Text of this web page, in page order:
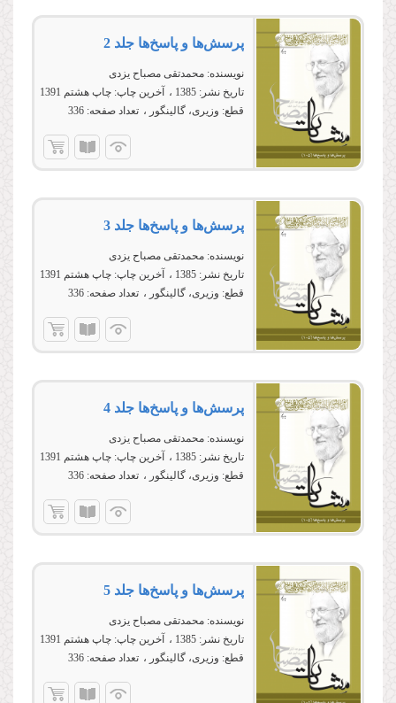
پرسش‌ها و پاسخ‌ها جلد 2
نویسنده: محمدتقی مصباح یزدی
تاریخ نشر: 1385 آخرین چاپ: چاپ هشتم 1391
قطع: وزیری، گالینگور تعداد صفحه: 336
پرسش‌ها و پاسخ‌ها جلد 3
نویسنده: محمدتقی مصباح یزدی
تاریخ نشر: 1385 آخرین چاپ: چاپ هشتم 1391
قطع: وزیری، گالینگور تعداد صفحه: 336
پرسش‌ها و پاسخ‌ها جلد 4
نویسنده: محمدتقی مصباح یزدی
تاریخ نشر: 1385 آخرین چاپ: چاپ هشتم 1391
قطع: وزیری، گالینگور تعداد صفحه: 336
پرسش‌ها و پاسخ‌ها جلد 5
نویسنده: محمدتقی مصباح یزدی
تاریخ نشر: 1385 آخرین چاپ: چاپ هشتم 1391
قطع: وزیری، گالینگور تعداد صفحه: 336